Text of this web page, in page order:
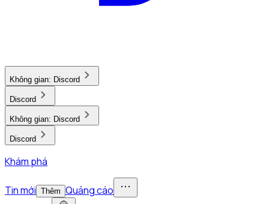
Không gian: Discord
Discord
Không gian: Discord
Discord
Khám phá
Tin mới Thêm Quảng cáo